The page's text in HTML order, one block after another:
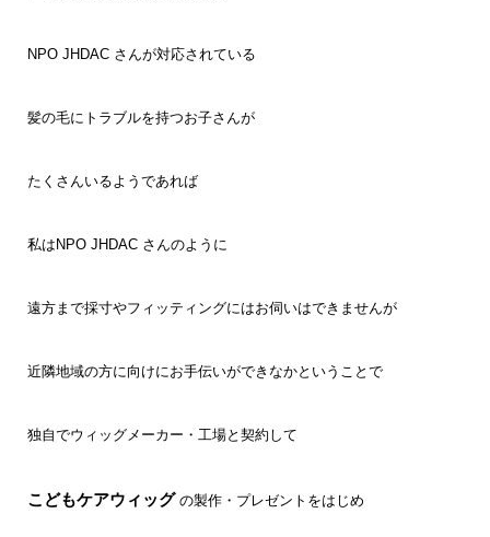
NPO JHDAC さんが対応されている
髪の毛にトラブルを持つお子さんが
たくさんいるようであれば
私はNPO JHDAC さんのように
遠方まで採寸やフィッティングにはお伺いはできませんが
近隣地域の方に向けにお手伝いができなかということで
独自でウィッグメーカー・工場と契約して
こどもケアウィッグ の製作・プレゼントをはじめ